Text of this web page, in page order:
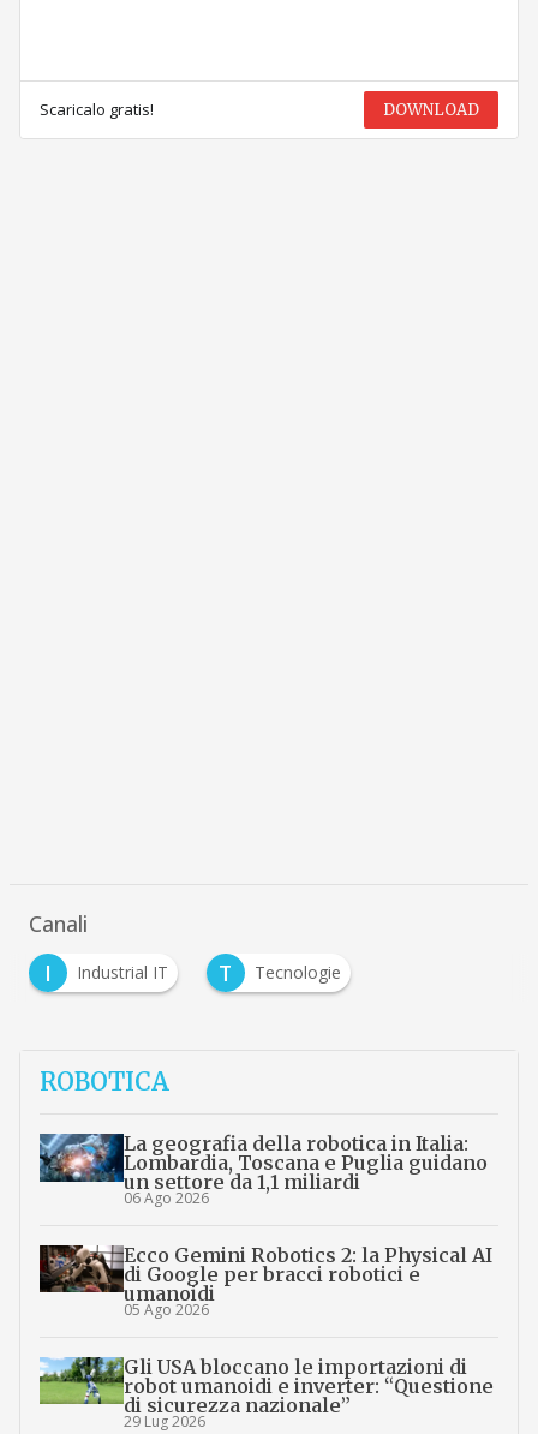
Scaricalo gratis! DOWNLOAD
Canali
I
Industrial IT T Tecnologie
ROBOTICA
La geografia della robotica in Italia:
Lombardia, Toscana e Puglia guidano
un settore da 1,1 miliardi
06 Ago 2026
Ecco Gemini Robotics 2: la Physical AI
di Google per bracci robotici e
umanoidi
05 Ago 2026
Gli USA bloccano le importazioni di
robot umanoidi e inverter: “Questione
di sicurezza nazionale”
29 Lug 2026